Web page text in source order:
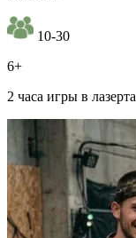
10-30
6+
2 часа игры в